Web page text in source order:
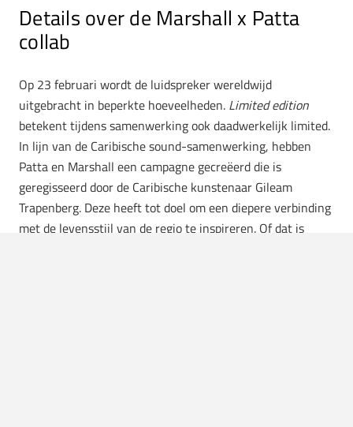
Details over de Marshall x Patta
collab
Op 23 februari wordt de luidspreker wereldwijd
uitgebracht in beperkte hoeveelheden. Limited edition
betekent tijdens samenwerking ook daadwerkelijk limited.
In lijn van de Caribische sound-samenwerking, hebben
Patta en Marshall een campagne gecreëerd die is
geregisseerd door de Caribische kunstenaar Gileam
Trapenberg. Deze heeft tot doel om een diepere verbinding
met de levensstijl van de regio te inspireren. Of dat is